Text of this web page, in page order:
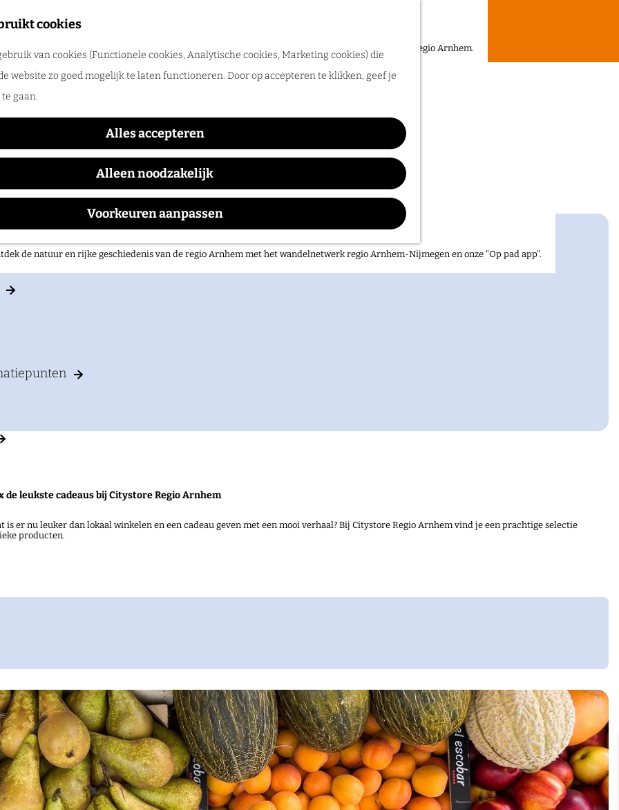
cookies
van cookies (Functionele cookies, Analytische cookies, Marketing cookies) die
website zo goed mogelijk te laten functioneren. Door op accepteren te klikken, geef je
gaan.
Alles accepteren
Alleen noodzakelijk
Voorkeuren aanpassen
in de regio Arnhem
de leukste zomeruitjes, zwemplekken, festivals en vakantietips voor een heerlijke zomer in de regio Arnhem.
de natuur en rijke geschiedenis van de regio Arnhem met het wandelnetwerk regio Arnhem-Nijmegen en onze "Op pad app".
de leukste cadeaus bij Citystore Regio Arnhem
is er nu leuker dan lokaal winkelen en een cadeau geven met een mooi verhaal? Bij Citystore Regio Arnhem vind je een prachtige selectie
producten.
Weekmarkt Bemmel
Waar:
Bemmel
Wanneer:
wekelijks
Elke week keert de donderdagmarkt terug. Je kunt hier van 13:30 uur tot 18:00 uur terecht voor